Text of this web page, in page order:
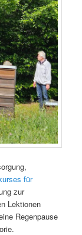
für
zur
Lektionen
Regenpause